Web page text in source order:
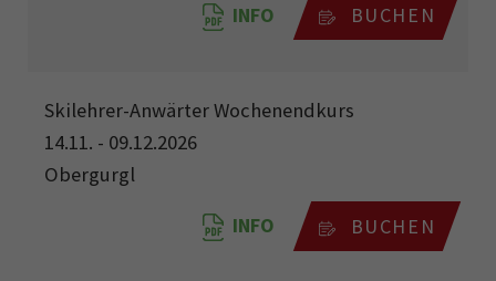
INFO BUCHEN
Skilehrer-Anwärter Wochenendkurs
14.11. - 09.12.2026
Obergurgl
INFO BUCHEN